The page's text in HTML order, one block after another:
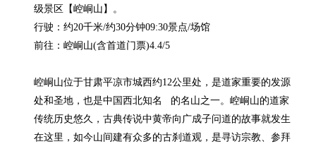
级景区【崆峒山】。
行驶：约20千米/约30分钟09:30景点/场馆
前往：崆峒山(含首道门票)4.4/5
崆峒山位于甘肃平凉市城西约12公里处，是道家重要的发源
处和圣地，也是中国西北知名   的名山之一。崆峒山的道家
传统历史悠久，古典传说中黄帝向广成子问道的故事就发生
在这里，如今山间建有众多的古刹道观，是寻访宗教、参拜